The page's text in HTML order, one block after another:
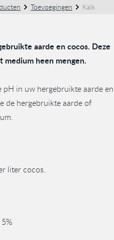
Toevoegingen Kalk
aarde en cocos. Deze
heen mengen.
pH in uw hergebruikte aarde en
de hergebruikte aarde of
liter cocos.